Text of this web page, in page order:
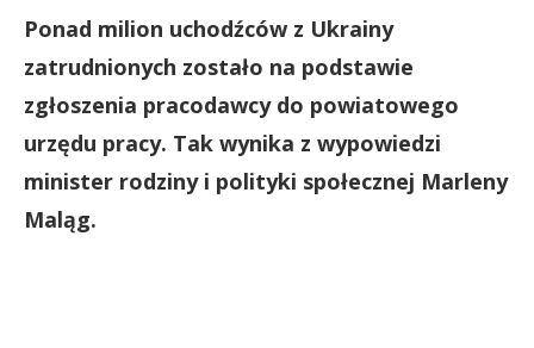
Ponad milion uchodźców z Ukrainy
zatrudnionych zostało na podstawie
zgłoszenia pracodawcy do powiatowego
urzędu pracy. Tak wynika z wypowiedzi
minister rodziny i polityki społecznej Marleny
Maląg.